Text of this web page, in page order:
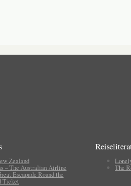
Zealand
– The Australian Airline
Escapade Round the
Ticket
The